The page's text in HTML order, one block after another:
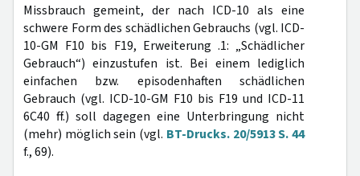
Missbrauch gemeint, der nach ICD-10 als eine
schwere Form des schädlichen Gebrauchs (vgl. ICD-
10-GM F10 bis F19, Erweiterung .1: „Schädlicher
Gebrauch“) einzustufen ist. Bei einem lediglich
einfachen bzw. episodenhaften schädlichen
Gebrauch (vgl. ICD-10-GM F10 bis F19 und ICD-11
6C40 ff.) soll dagegen eine Unterbringung nicht
(mehr) möglich sein (vgl. BT-Drucks. 20/5913 S. 44
f., 69).